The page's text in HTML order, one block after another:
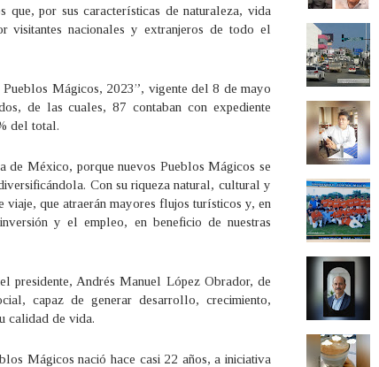
por sus características de naturaleza, vida
visitantes nacionales y extranjeros de todo el
Mágicos, 2023”, vigente del 8 de mayo
de las cuales, 87 contaban con expediente
del total.
de México, porque nuevos Pueblos Mágicos se
Con su riqueza natural, cultural y
viaje, que atraerán mayores flujos turísticos y, en
y el empleo, en beneficio de nuestras
presidente, Andrés Manuel López Obrador, de
capaz de generar desarrollo, crecimiento,
calidad de vida.
Mágicos nació hace casi 22 años, a iniciativa